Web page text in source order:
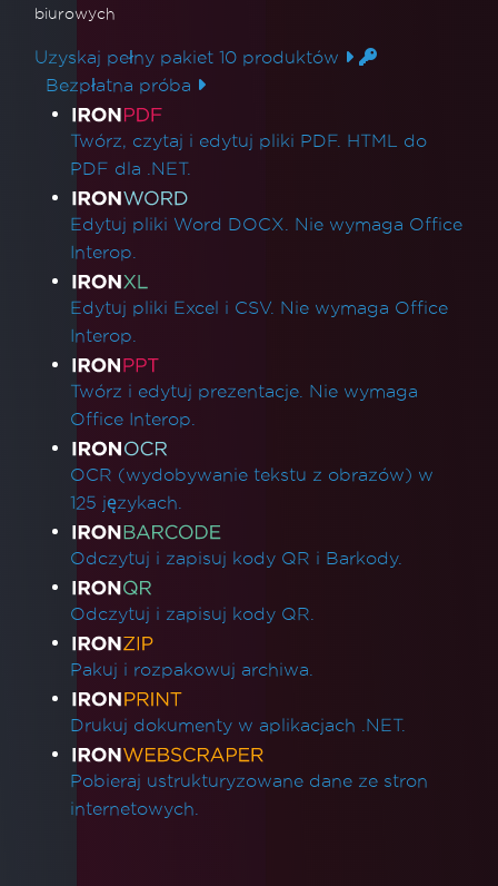
biurowych
Uzyskaj pełny pakiet 10 produktów
Bezpłatna próba
Linki do produktów
Twórz, czytaj i edytuj pliki PDF. HTML do
PDF dla .NET.
Edytuj pliki Word DOCX. Nie wymaga Office
Interop.
Edytuj pliki Excel i CSV. Nie wymaga Office
Interop.
Twórz i edytuj prezentacje. Nie wymaga
Office Interop.
OCR (wydobywanie tekstu z obrazów) w
125 językach.
Odczytuj i zapisuj kody QR i Barkody.
Odczytuj i zapisuj kody QR.
Pakuj i rozpakowuj archiwa.
Drukuj dokumenty w aplikacjach .NET.
Pobieraj ustrukturyzowane dane ze stron
internetowych.